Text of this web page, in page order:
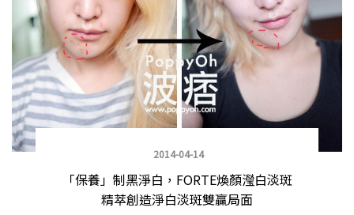
2014-04-14
「保養」制黑淨白，FORTE煥顏瀅白淡斑
精萃創造淨白淡斑雙贏局面